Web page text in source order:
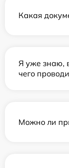
Какая
Я уже знаю,
чего
Можно ли